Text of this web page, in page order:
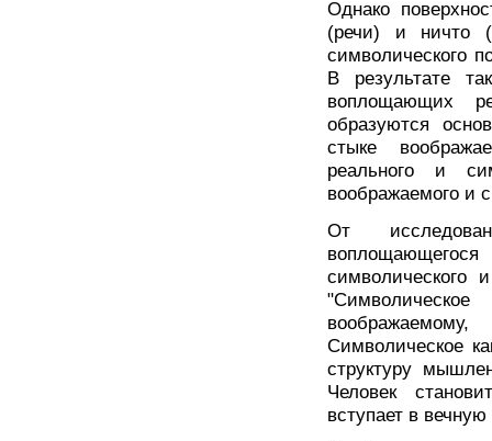
Однако
(речи) и ничто
символического
В результате
воплощающих
образуются
стыке
реального и
воображаемого и
От
символического
Символическое
структуру
Человек
вступает в